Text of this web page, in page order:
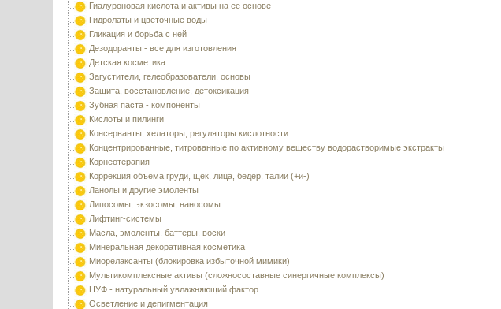
Гиалуроновая кислота и активы на ее основе
Гидролаты и цветочные воды
Гликация и борьба с ней
Дезодоранты - все для изготовления
Детская косметика
Загустители, гелеобразователи, основы
Защита, восстановление, детоксикация
Зубная паста - компоненты
Кислоты и пилинги
Консерванты, хелаторы, регуляторы кислотности
Концентрированные, титрованные по активному веществу водорастворимые экстракты
Корнеотерапия
Коррекция объема груди, щек, лица, бедер, талии (+и-)
Ланолы и другие эмоленты
Липосомы, экзосомы, наносомы
Лифтинг-системы
Масла, эмоленты, баттеры, воски
Минеральная декоративная косметика
Миорелаксанты (блокировка избыточной мимики)
Мультикомплексные активы (сложносоставные синергичные комплексы)
НУФ - натуральный увлажняющий фактор
Осветление и депигментация